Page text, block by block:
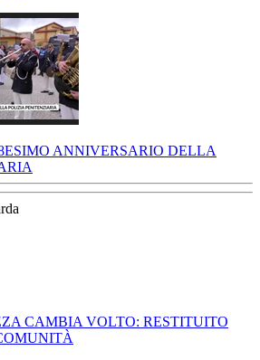
ANNIVERSARIO DELLA
CAMBIA VOLTO: RESTITUITO